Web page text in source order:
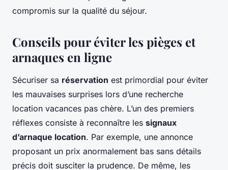
compromis sur la qualité du séjour.
Conseils pour éviter les pièges et
arnaques en ligne
Sécuriser sa réservation est primordial pour éviter
les mauvaises surprises lors d’une recherche
location vacances pas chère. L’un des premiers
réflexes consiste à reconnaître les signaux
d’arnaque location. Par exemple, une annonce
proposant un prix anormalement bas sans détails
précis doit susciter la prudence. De même, les